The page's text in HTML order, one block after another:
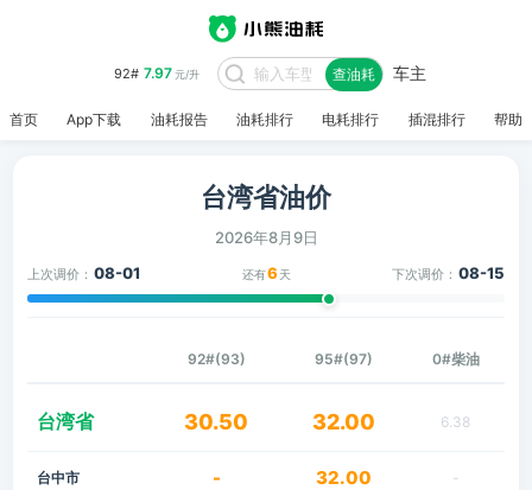
92# 7.97元/升 查油耗 车主
首页 App下载 油耗报告 油耗排行 电耗排行 插混排行 帮助
台湾省油价
2026年8月9日
上次调价： 08-01 还有6 天 下次调价： 08-15
92#(93) 95#(97) 0#柴油
台湾省 30.50 32.00 6.38
台中市 - 32.00 -